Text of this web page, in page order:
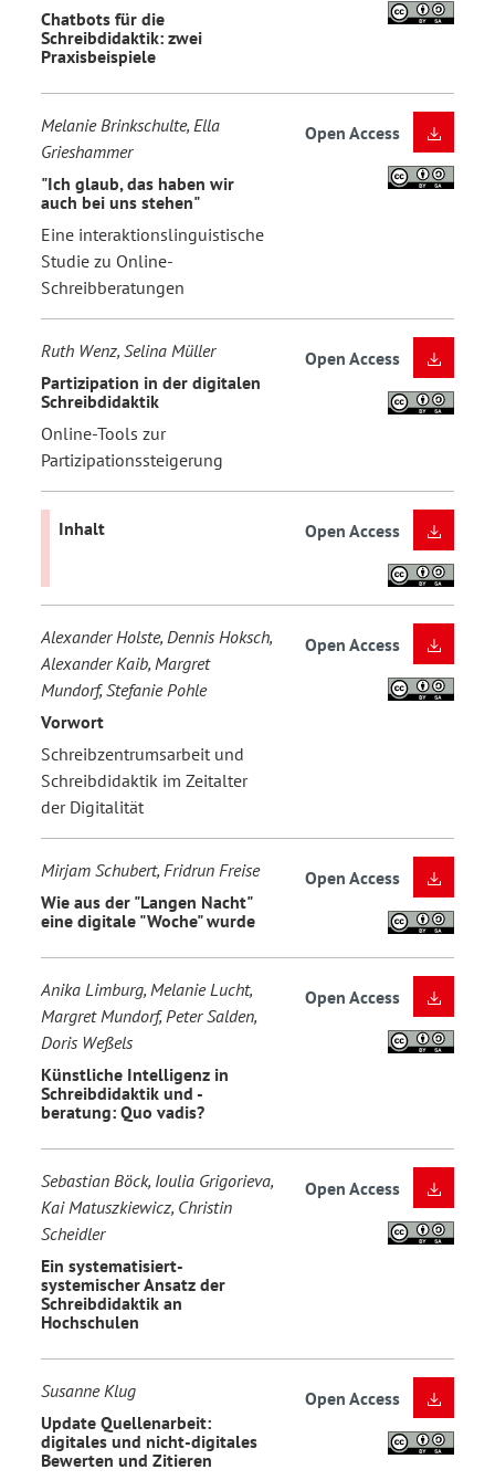
Chatbots für die
Schreibdidaktik: zwei
Praxisbeispiele
Melanie Brinkschulte, Ella
Grieshammer
"Ich glaub, das haben wir
auch bei uns stehen"
Eine interaktionslinguistische
Studie zu Online-
Schreibberatungen
Open Access
Ruth Wenz, Selina Müller
Partizipation in der digitalen
Schreibdidaktik
Online-Tools zur
Partizipationssteigerung
Open Access
Inhalt Open Access
Alexander Holste, Dennis Hoksch,
Alexander Kaib, Margret
Mundorf, Stefanie Pohle
Vorwort
Schreibzentrumsarbeit und
Schreibdidaktik im Zeitalter
der Digitalität
Open Access
Mirjam Schubert, Fridrun Freise
Wie aus der "Langen Nacht"
eine digitale "Woche" wurde
Open Access
Anika Limburg, Melanie Lucht,
Margret Mundorf, Peter Salden,
Doris Weßels
Künstliche Intelligenz in
Schreibdidaktik und -
beratung: Quo vadis?
Open Access
Sebastian Böck, Ioulia Grigorieva,
Kai Matuszkiewicz, Christin
Scheidler
Ein systematisiert-
systemischer Ansatz der
Schreibdidaktik an
Hochschulen
Open Access
Susanne Klug
Update Quellenarbeit:
digitales und nicht-digitales
Bewerten und Zitieren
Open Access